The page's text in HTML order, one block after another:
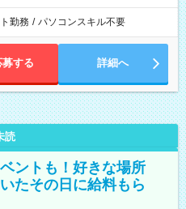
勤務 / パソコンスキル不要
募する 詳細へ
読
ントも！好きな場所
たその日に給料もら